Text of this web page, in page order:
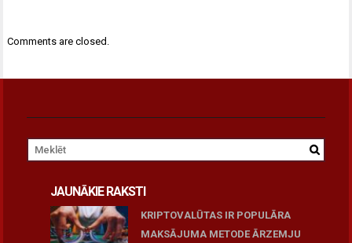
Comments are closed.
JAUNĀKIE RAKSTI
KRIPTOVALŪTAS IR POPULĀRA
MAKSĀJUMA METODE ĀRZEMJU